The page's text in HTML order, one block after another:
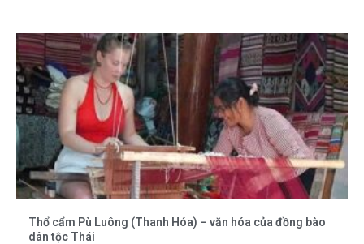
Thổ cẩm Pù Luông (Thanh Hóa) – văn hóa của đồng bào
dân tộc Thái